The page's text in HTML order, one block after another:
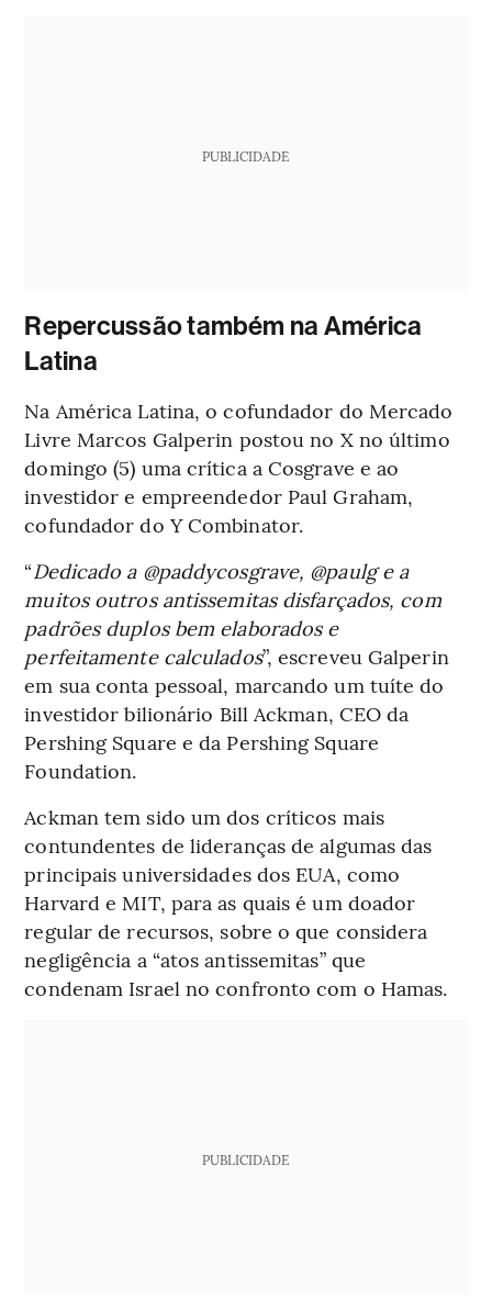
PUBLICIDADE
Repercussão também na América
Latina
Na América Latina, o cofundador do Mercado
Livre Marcos Galperin postou no X no último
domingo (5) uma crítica a Cosgrave e ao
investidor e empreendedor Paul Graham,
cofundador do Y Combinator.
“Dedicado a @paddycosgrave, @paulg e a
muitos outros antissemitas disfarçados, com
padrões duplos bem elaborados e
perfeitamente calculados”, escreveu Galperin
em sua conta pessoal, marcando um tuíte do
investidor bilionário Bill Ackman, CEO da
Pershing Square e da Pershing Square
Foundation.
Ackman tem sido um dos críticos mais
contundentes de lideranças de algumas das
principais universidades dos EUA, como
Harvard e MIT, para as quais é um doador
regular de recursos, sobre o que considera
negligência a “atos antissemitas” que
condenam Israel no confronto com o Hamas.
PUBLICIDADE